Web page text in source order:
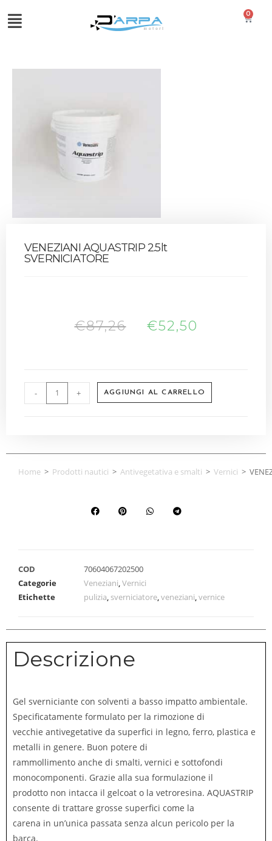
0
VENEZIANI AQUASTRIP 2.5lt
SVERNICIATORE
€87,26 €52,50
- + AGGIUNGI AL CARRELLO
Home > Prodotti nautici > Antivegetativa e smalti > Vernici >
COD
70604067202500
Categorie
Veneziani,Vernici
Etichette
pulizia, sverniciatore,veneziani,vernice
Descrizione
Gel sverniciante con solventi a basso impatto ambientale.
Specificatamente formulato per la rimozione di
vecchie antivegetative da superfici in legno, ferro, plastica e
metalli in genere. Buon potere di
rammollimento anche di smalti, vernici e sottofondi
monocomponenti. Grazie alla sua formulazione il
prodotto non intacca il gelcoat o la vetroresina. AQUASTRIP
consente di trattare grosse superfici come la
carena in un’unica passata senza alcun pericolo per la
barca.